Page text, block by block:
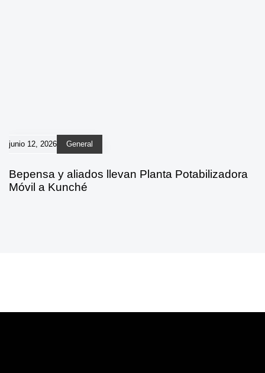
junio 12, 2026 General
Bepensa y aliados llevan Planta Potabilizadora
Móvil a Kunché